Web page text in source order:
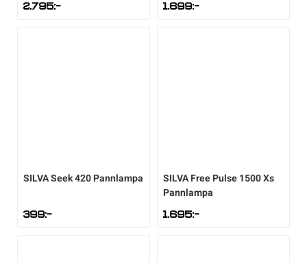
2.795:- 1.699:-
SILVASeek 420 Pannlampa
399:-
SILVAFree Pulse 1500 Xs
Pannlampa
1.695:-